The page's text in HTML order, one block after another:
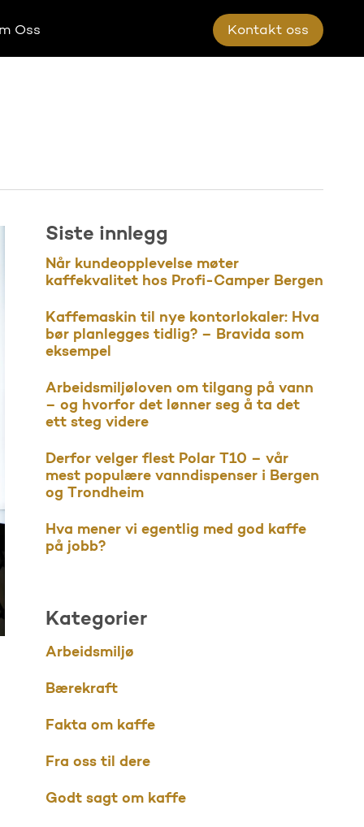
Oss Kontakt oss
Siste innlegg
Når kundeopplevelse møter
kaffekvalitet hos Profi-Camper Bergen
Kaffemaskin til nye kontorlokaler: Hva
bør planlegges tidlig? – Bravida som
eksempel
Arbeidsmiljøloven om tilgang på vann
– og hvorfor det lønner seg å ta det
ett steg videre
Derfor velger flest Polar T10 – vår
mest populære vanndispenser i Bergen
og Trondheim
Hva mener vi egentlig med god kaffe
på jobb?
Kategorier
Arbeidsmiljø
Bærekraft
Fakta om kaffe
Fra oss til dere
Godt sagt om kaffe